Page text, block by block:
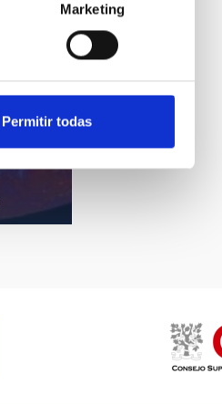
Marketing
Permitir todas